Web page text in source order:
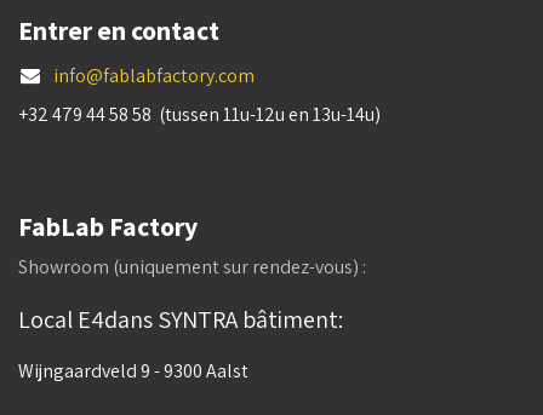
Entrer en contact
info@fablabfactory.com
+32 479 44 58 58 (tussen 11u-12u en 13u-14u)
FabLab Factory
Showroom (uniquement sur rendez-vous) :
Local E4dans SYNTRA bâtiment:
Wijngaardveld 9 - 9300 Aalst